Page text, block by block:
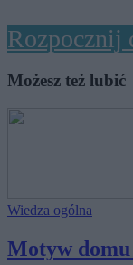
Rozpocznij
Możesz też lubić
Wiedza ogólna
Motyw